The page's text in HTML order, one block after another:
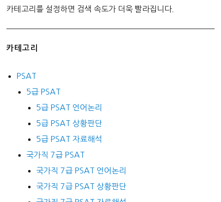
카테고리를 설정하면 검색 속도가 더욱 빨라집니다.
카테고리
PSAT
5급 PSAT
5급 PSAT 언어논리
5급 PSAT 상황판단
5급 PSAT 자료해석
국가직 7급 PSAT
국가직 7급 PSAT 언어논리
국가직 7급 PSAT 상황판단